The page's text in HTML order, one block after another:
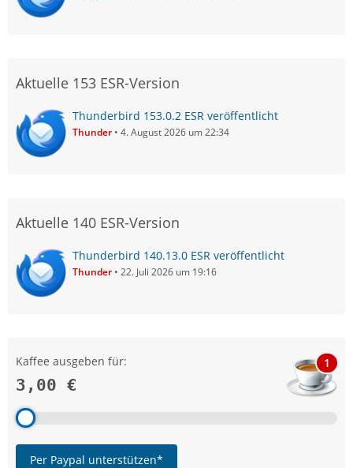
Aktuelle 153 ESR-Version
Thunderbird 153.0.2 ESR veröffentlicht
Thunder 4. August 2026 um 22:34
Aktuelle 140 ESR-Version
Thunderbird 140.13.0 ESR veröffentlicht
Thunder 22. Juli 2026 um 19:16
Kaffee ausgeben für:
3,00 €
1
Per Paypal unterstützen*